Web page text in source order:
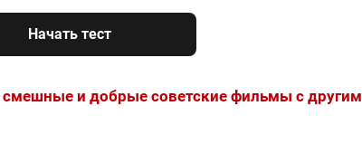
Начать тест
смешные и добрые советские фильмы с другим